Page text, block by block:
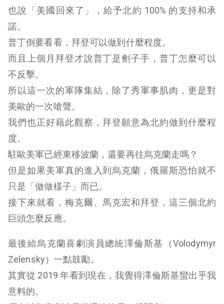
也說「美國回來了」，給予北約 100% 的支持和承
諾。
普丁倒要看看，拜登可以做到什麼程度。
而且上個月拜登才說普丁是劊子手，普丁怎麼可以
不反擊。
所以這一次的軍隊集結，除了秀軍事肌肉，更是對
美歐的一次嗆聲。
我們也正好藉此觀察，拜登願意為北約做到什麼程
度。
駐歐美軍已經東移波蘭，還要再往烏克蘭走嗎？
但是如果美軍真的進入到烏克蘭，俄羅斯恐怕就不
只是「做做樣子」而已。
接下來就看，梅克爾、馬克宏和拜登，這三個北約
巨頭怎麼反應。
最後給烏克蘭喜劇演員總統澤倫斯基（Volodymyr
Zelensky）一點鼓勵。
其實從 2019 年看到現在，我覺得澤倫斯基蠻出乎我
意料的。